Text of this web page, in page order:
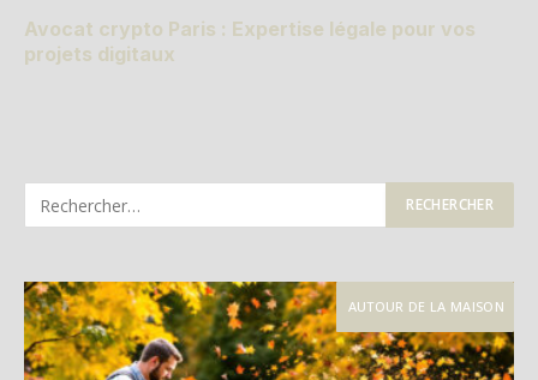
Avocat crypto Paris : Expertise légale pour vos
projets digitaux
AUTOUR DE LA MAISON